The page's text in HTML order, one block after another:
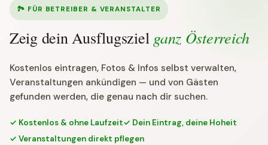
🏞 FÜR BETREIBER & VERANSTALTER
Zeig dein Ausflugsziel ganz Österreich
Kostenlos eintragen, Fotos & Infos selbst verwalten,
Veranstaltungen ankündigen — und von Gästen
gefunden werden, die genau nach dir suchen.
✓ Kostenlos & ohne Laufzeit✓ Dein Eintrag, deine Hoheit
✓ Veranstaltungen direkt pflegen